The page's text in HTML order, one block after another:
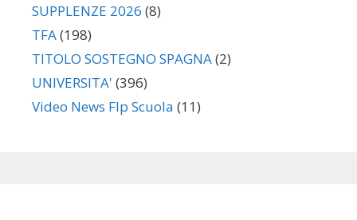
SUPPLENZE 2026 (8)
TFA(198)
TITOLO SOSTEGNO SPAGNA(2)
UNIVERSITA' (396)
Video News Flp Scuola (11)